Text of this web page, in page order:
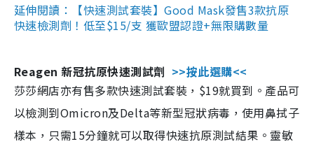
延伸閱讀：【快速測試套裝】Good Mask發售3款抗原
快速檢測劑！低至$15/支 獲歐盟認證+無限購數量
Reagen 新冠抗原快速測試劑 >>按此選購<<
莎莎網店亦有售多款快速測試套裝，$19就買到。產品可
以檢測到Omicron及Delta等新型冠狀病毒，使用鼻拭子
樣本，只需15分鐘就可以取得快速抗原測試結果。靈敏